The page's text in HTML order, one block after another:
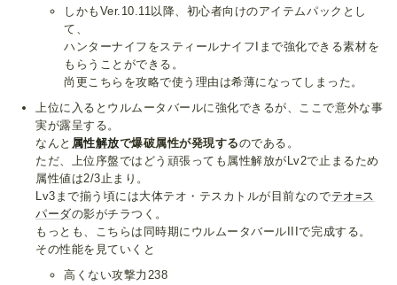
しかもVer.10.11以降、初心者向けのアイテムパックとし
て、
ハンターナイフをスティールナイフIまで強化できる素材を
もらうことができる。
尚更こちらを攻略で使う理由は希薄になってしまった。
上位に入るとウルムータバールに強化できるが、ここで意外な事
実が露呈する。
なんと 属性解放で爆破属性が発現するのである。
ただ、上位序盤ではどう頑張っても属性解放がLv2で止まるため
属性値は2/3止まり。
Lv3まで揃う頃には大体テオ・テスカトルが目前なのでテオ=ス
パーダの影がチラつく。
もっとも、こちらは同時期にウルムータバールIIIで完成する。
その性能を見ていくと
高くない攻撃力238